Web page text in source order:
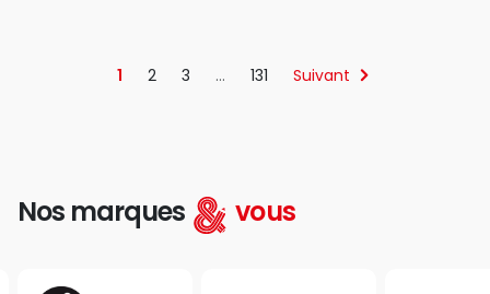
1 2 3 … 131 Suivant
Nos marques vous